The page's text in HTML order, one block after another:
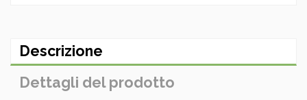
Descrizione
Dettagli del prodotto